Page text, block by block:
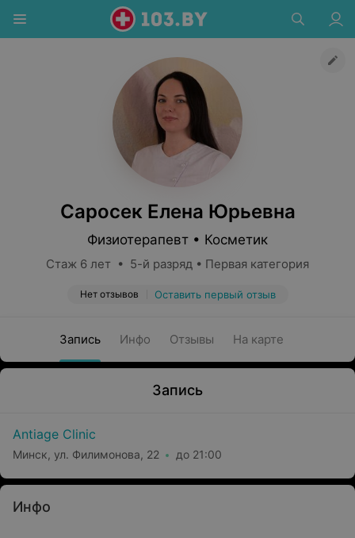
Саросек Елена Юрьевна
Физиотерапевт • Косметик
Стаж 6 лет • 5-й разряд • Первая категория
Нет отзывов Оставить первый отзыв
Запись Инфо Отзывы На карте
Запись
Antiage Clinic
Минск, ул. Филимонова, 22 до 21:00
Инфо